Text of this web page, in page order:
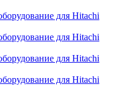
для Hitachi
для Hitachi
для Hitachi
для Hitachi